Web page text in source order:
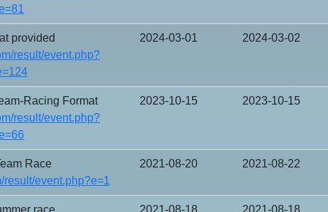
provided
result/event.php?
2024-03-01 2024-03-02
Racing Format
result/event.php?
2023-10-15 2023-10-15
Race
event.php?e=1
2021-08-20 2021-08-22